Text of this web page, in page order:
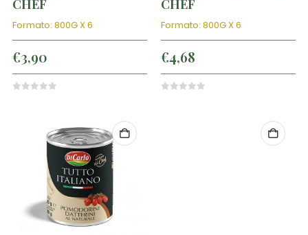
CHEF
Formato: 800G X 6
€3,90
CHEF
Formato: 800G X 6
€4,68